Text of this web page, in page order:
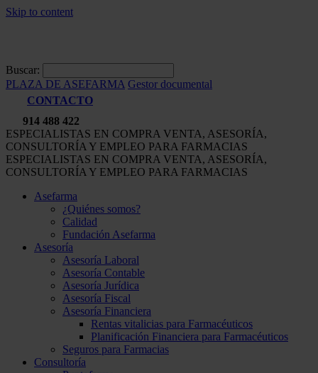
Skip to content
Buscar:
PLAZA DE ASEFARMA Gestor documental
CONTACTO
914 488 422
ESPECIALISTAS EN COMPRA VENTA, ASESORÍA,
CONSULTORÍA Y EMPLEO PARA FARMACIAS
ESPECIALISTAS EN COMPRA VENTA, ASESORÍA,
CONSULTORÍA Y EMPLEO PARA FARMACIAS
Asefarma
¿Quiénes somos?
Calidad
Fundación Asefarma
Asesoría
Asesoría Laboral
Asesoría Contable
Asesoría Jurídica
Asesoría Fiscal
Asesoría Financiera
Rentas vitalicias para Farmacéuticos
Planificación Financiera para Farmacéuticos
Seguros para Farmacias
Consultoría